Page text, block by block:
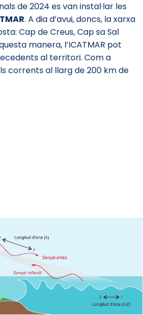
de 2024 es van instal·lar les
. A dia d’avui, doncs, la xarxa
Cap de Creus, Cap sa Sal
manera, l’ICATMAR pot
al territori. Com a
corrents al llarg de 200 km de